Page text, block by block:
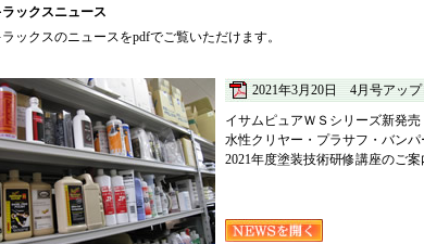
ックスニュース
ックスのニュースをpdfでご覧いただけます。
2021年3月20日 4月号アップ
イサムピュアＷＳシリーズ新発売
水性クリヤー・プラサフ・バンパ
2021年度塗装技術研修講座のご案